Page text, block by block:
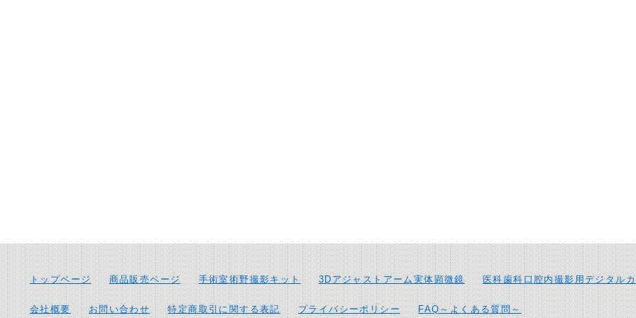
トップページ 商品販売ページ 手術室術野撮影キット 3Dアジャストアーム実体顕微鏡 医科歯科口腔内撮影用デジタル
会社概要 お問い合わせ 特定商取引に関する表記 プライバシーポリシー FAQ～よくある質問～